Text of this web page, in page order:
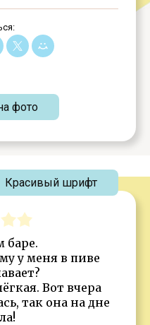
фото
баре.
у меня в пиве
Вот вчера
так она на дне
Красивый шрифт